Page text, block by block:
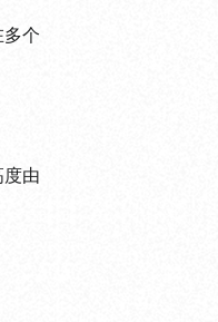
个
由